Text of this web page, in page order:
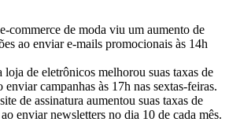
commerce de moda viu um aumento de
ao enviar e-mails promocionais às 14h
loja de eletrônicos melhorou suas taxas de
campanhas às 17h nas sextas-feiras.
de assinatura aumentou suas taxas de
enviar newsletters no dia 10 de cada mês.